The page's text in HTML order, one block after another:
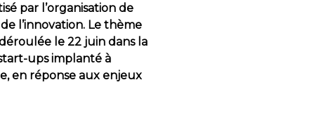
par l’organisation de
l’innovation. Le thème
le 22 juin dans la
ups implanté à
en réponse aux enjeux